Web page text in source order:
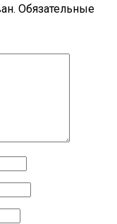
Обязательные